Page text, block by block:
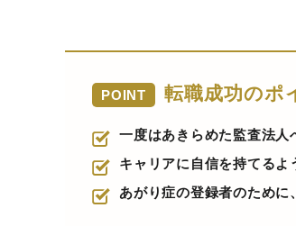
POINT 転職成功のポ
一度はあきらめた監査法人
キャリアに自信を持てるよ
あがり症の登録者のため